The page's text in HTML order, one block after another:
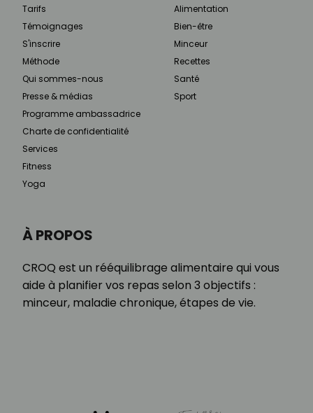
À PROPOS
CROQ est un rééquilibrage alimentaire qui vous
aide à planifier vos repas selon 3 objectifs :
minceur, maladie chronique, étapes de vie.
Tarifs
Témoignages
S'inscrire
Méthode
Qui sommes-nous
Presse & médias
Programme ambassadrice
Charte de confidentialité
Services
Fitness
Yoga
Alimentation
Bien-être
Minceur
Recettes
Santé
Sport